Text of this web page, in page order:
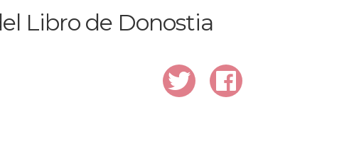
Libro de Donostia